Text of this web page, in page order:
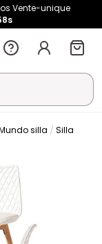
Vente-unique
silla Silla